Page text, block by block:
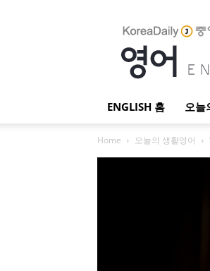
ENGLISH 홈 오늘
Home 오늘의 생활영어